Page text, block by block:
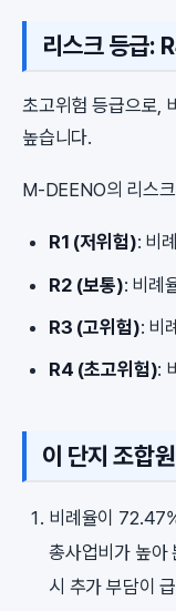
리스크 등급:
초고위험 등급으로,
높습니다.
M-DEENO의 리스
R1 (저위험): 비
R2 (보통): 비례
R3 (고위험): 비
R4 (초고위험):
이 단지 조합
비례율이
총사업비가 높아
시 추가 부담이